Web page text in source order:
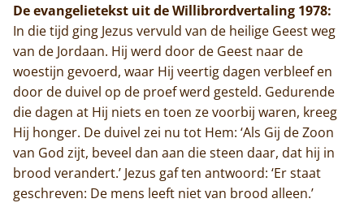
De evangelietekst uit de Willibrordvertaling 1978:
In die tijd ging Jezus vervuld van de heilige Geest weg
van de Jordaan. Hij werd door de Geest naar de
woestijn gevoerd, waar Hij veertig dagen verbleef en
door de duivel op de proef werd gesteld. Gedurende
die dagen at Hij niets en toen ze voorbij waren, kreeg
Hij honger. De duivel zei nu tot Hem: ‘Als Gij de Zoon
van God zijt, beveel dan aan die steen daar, dat hij in
brood verandert.’ Jezus gaf ten antwoord: ‘Er staat
geschreven: De mens leeft niet van brood alleen.’